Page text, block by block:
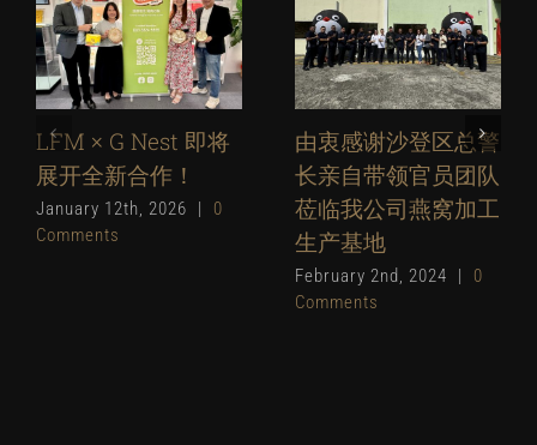
LFM × G Nest 即将
展开全新合作！
January 12th, 2026 |
0
Comments
由衷感谢沙登区总警
长亲自带领官员团队
莅临我公司燕窝加工
生产基地
February 2nd, 2024 |
0
Comments